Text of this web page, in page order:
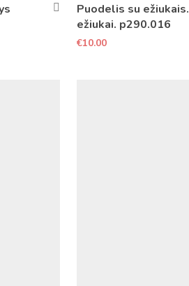
Puodelis su
ežiukai. p290.016
€10.00